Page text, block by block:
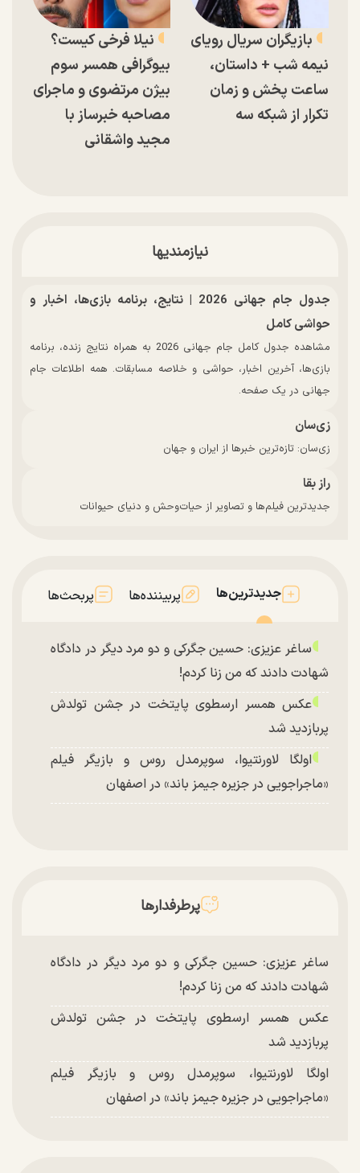
بازیگران سریال رویای
نیمه شب + داستان،
ساعت پخش و زمان
تکرار از شبکه سه
نیلا فرخی کیست؟
بیوگرافی همسر سوم
بیژن مرتضوی و ماجرای
مصاحبه خبرساز با
مجید واشقانی
نیازمندیها
جدول جام جهانی 2026 | نتایج، برنامه بازی‌ها، اخبار و
حواشی کامل
مشاهده جدول کامل جام جهانی 2026 به همراه نتایج زنده، برنامه
بازی‌ها، آخرین اخبار، حواشی و خلاصه مسابقات. همه اطلاعات جام
جهانی در یک صفحه.
زی‌سان
زی‌سان: تازه‌ترین خبرها از ایران و جهان
راز بقا
جدیدترین فیلم‌ها و تصاویر از حیات‌وحش و دنیای حیوانات
جدیدترین‌ها پربیننده‌ها پربحث‌ها
ساغر عزیزی: حسین جگرکی و دو مرد دیگر در دادگاه
شهادت دادند که من زنا کردم!
عکس همسر ارسطوی پایتخت در جشن تولدش
پربازدید شد
اولگا لاورنتیوا، سوپرمدل روس و بازیگر فیلم
«ماجراجویی در جزیره جیمز باند» در اصفهان
پرطرفدارها
ساغر عزیزی: حسین جگرکی و دو مرد دیگر در دادگاه
شهادت دادند که من زنا کردم!
عکس همسر ارسطوی پایتخت در جشن تولدش
پربازدید شد
اولگا لاورنتیوا، سوپرمدل روس و بازیگر فیلم
«ماجراجویی در جزیره جیمز باند» در اصفهان